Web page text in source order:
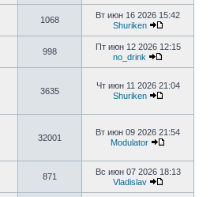
1068
Вт июн 16 2026 15:42
Shuriken
998
Пт июн 12 2026 12:15
no_drink
3635
Чт июн 11 2026 21:04
Shuriken
32001
Вт июн 09 2026 21:54
Modulator
871
Вс июн 07 2026 18:13
Vladislav